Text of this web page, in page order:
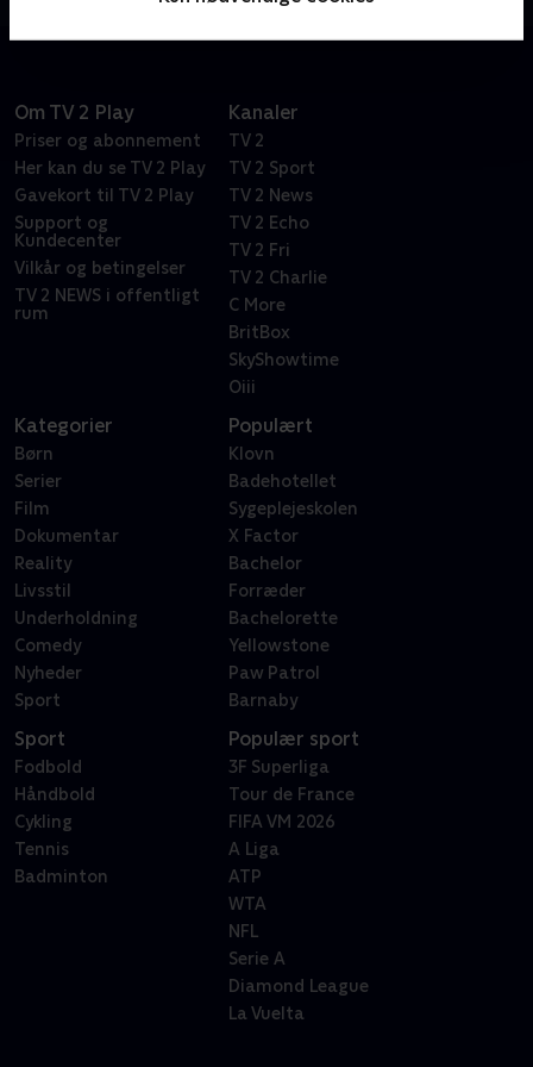
Om TV 2 Play
Priser og abonnement
Her kan du se TV 2 Play
Gavekort til TV 2 Play
Support og
Kundecenter
Vilkår og betingelser
TV 2 NEWS i offentligt
rum
Kanaler
TV 2
TV 2 Sport
TV 2 News
TV 2 Echo
TV 2 Fri
TV 2 Charlie
C More
BritBox
SkyShowtime
Oiii
Kategorier
Børn
Serier
Film
Dokumentar
Reality
Livsstil
Underholdning
Comedy
Nyheder
Sport
Populært
Klovn
Badehotellet
Sygeplejeskolen
X Factor
Bachelor
Forræder
Bachelorette
Yellowstone
Paw Patrol
Barnaby
Sport
Fodbold
Håndbold
Cykling
Tennis
Badminton
Populær sport
3F Superliga
Tour de France
FIFA VM 2026
A Liga
ATP
WTA
NFL
Serie A
Diamond League
La Vuelta